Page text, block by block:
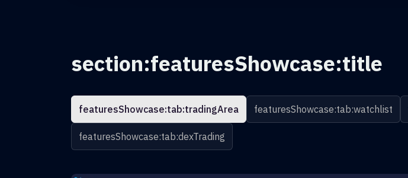
section:featuresShowcase:title
featuresShowcase:tab:tradingArea featuresShowcase:tab:watchlist
featuresShowcase:tab:dexTrading